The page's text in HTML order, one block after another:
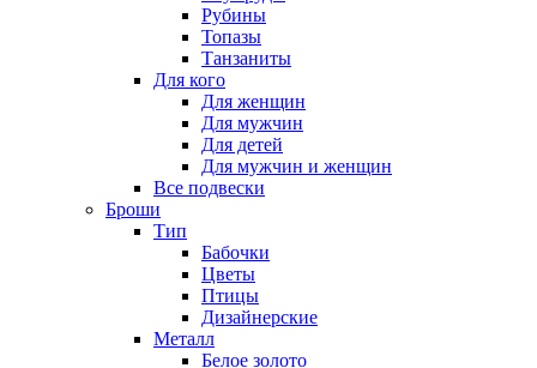
Рубины
Топазы
Танзаниты
Для кого
Для женщин
Для мужчин
Для детей
Для мужчин и женщин
Все подвески
Броши
Тип
Бабочки
Цветы
Птицы
Дизайнерские
Металл
Белое золото